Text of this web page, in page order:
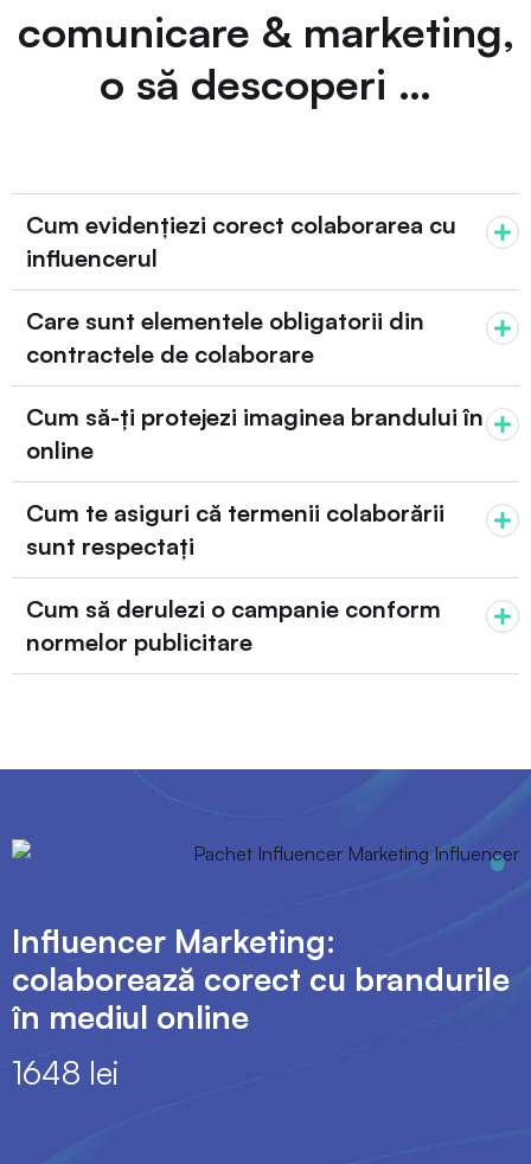
comunicare & marketing,
o să descoperi …
Cum evidențiezi corect colaborarea cu
influencerul
Care sunt elementele obligatorii din
contractele de colaborare
Cum să-ți protejezi imaginea brandului în
online
Cum te asiguri că termenii colaborării
sunt respectați
Cum să derulezi o campanie conform
normelor publicitare
Influencer Marketing:
colaborează corect cu brandurile
în mediul online
1648 lei